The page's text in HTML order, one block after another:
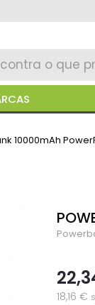
10000mAh
18,16 €